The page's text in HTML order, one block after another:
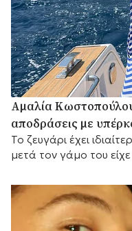
Αμαλία
αποδράσεις με
Το ζευγάρι έχει
μετά τον γάμο του